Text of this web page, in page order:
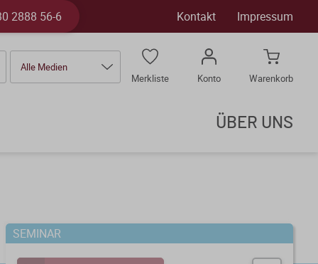
2888 56-6 Kontakt Impressum
Alle Medien
Merkliste
Konto Warenkorb
ÜBER UNS
SEMINAR